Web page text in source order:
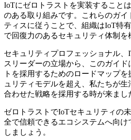
IoTにゼロトラストを実装すること
のある取り組みです。これらのガイ
ティスに従うことで、組織はIoT特
で回復力のあるセキュリティ体制を
セキュリティプロフェッショナル
スリーダーの立場から、このガイ
トを採用するためのロードマップ
ュリティモデルを超え、私たちが
合わせた戦略を採用する時が来まし
ゼロトラストでIoTセキュリティの
全で信頼できるエコシステムへ向け
しましょう。